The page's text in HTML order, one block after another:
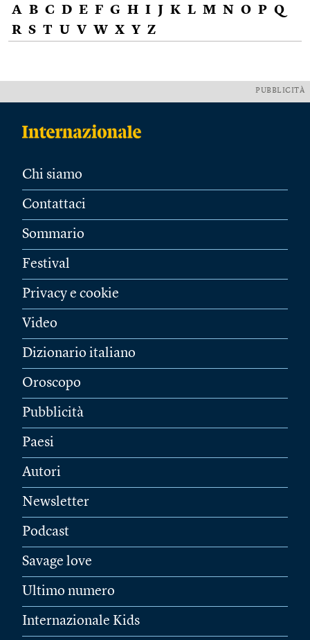
A B C D E F G H I J K L M N O P Q
R S T U V W X Y Z
PUBBLICITÀ
Chi siamo
Contattaci
Sommario
Festival
Privacy e cookie
Video
Dizionario italiano
Oroscopo
Pubblicità
Paesi
Autori
Newsletter
Podcast
Savage love
Ultimo numero
Internazionale Kids